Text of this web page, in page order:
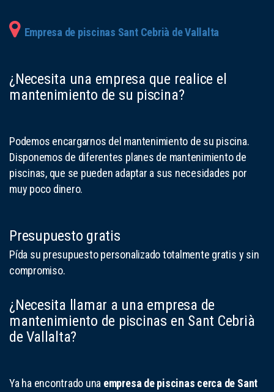
Empresa de piscinas Sant Cebrià de Vallalta
¿Necesita una empresa que realice el
mantenimiento de su piscina?
Podemos encargarnos del mantenimiento de su piscina.
Disponemos de diferentes planes de mantenimiento de
piscinas, que se pueden adaptar a sus necesidades por
muy poco dinero.
Presupuesto gratis
Pída su presupuesto personalizado totalmente gratis y sin
compromiso.
¿Necesita llamar a una empresa de
mantenimiento de piscinas en Sant Cebrià
de Vallalta?
Ya ha encontrado una empresa de piscinas cerca de Sant